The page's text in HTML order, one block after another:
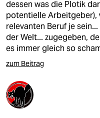
dessen was die Plotik
potentielle Arbeitgeber),
relevanten Beruf je
der Welt... zugegeben,
es immer gleich so
zum Beitrag